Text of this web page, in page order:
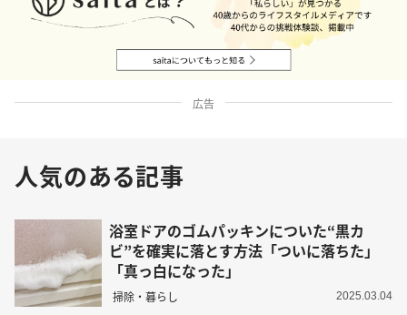
広告
人気のある記事
浴室ドアのゴムパッキンについた“黒カ
ビ”を確実に落とす方法「ついに落ちた」
「真っ白になった」
掃除・暮らし 2025.03.04